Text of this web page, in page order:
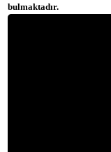
bulmaktadır.